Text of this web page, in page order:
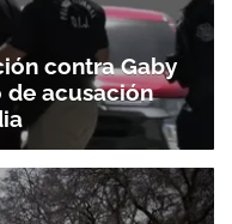
contra Gaby
de acusación